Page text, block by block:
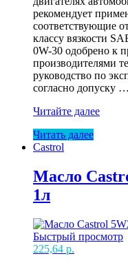
рекомендует
соответствующие
классу вязкости
0W-30 одобрено к
производителями
руководство по
согласно допуску …
Масло
0W30
EDGE
DIESEL
1л
EU
Читайте далее
Читать далее
Castrol
Масло
1л
Быстрый просмотр
225,64 р.